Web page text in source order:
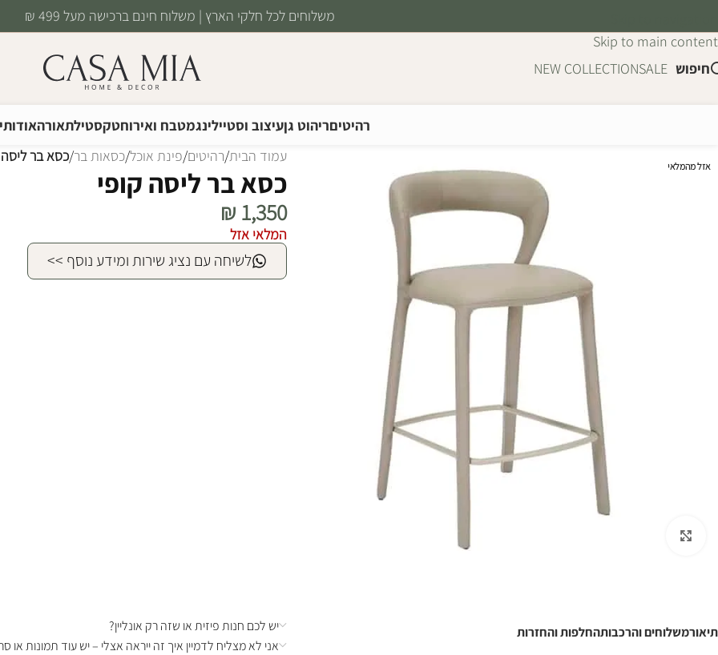
Skip to main content
משלוחים לכל חלקי הארץ | משלוח חינם ברכישה מעל 499 ₪
חיפוש SALE
NEW COLLECTION
רהיטיםריהוט גןעיצוב וסטיילינגמטבח ואירוחטקסטילתאורה
אזל מהמלאי
עמוד הבית/רהיטים/פינת אוכל/כסאות בר/כסא בר ליסה
כסא בר ליסה קופי
₪ 1,350
המלאי אזל
לשיחה עם נציג שירות ומידע נוסף >>
תיאורמשלוחים והרכבותהחלפות והחזרות
יש לכם חנות פיזית או שזה רק אונליין?
אני לא מצליח לדמיין איך זה ייראה אצלי – יש עוד תמונות או